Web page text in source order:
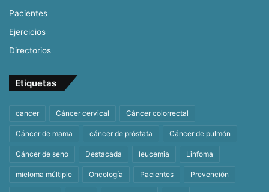
Pacientes
Ejercicios
Directorios
Etiquetas
cancer Cáncer cervical Cáncer colorrectal
Cáncer de mama cáncer de próstata Cáncer de pulmón
Cáncer de seno Destacada leucemia Linfoma
mieloma múltiple Oncología Pacientes Prevención